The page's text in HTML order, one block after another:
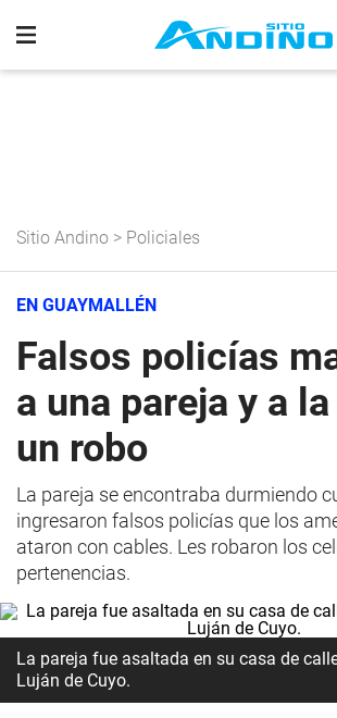
Sitio Andino > Policiales
EN GUAYMALLÉN
Falsos policías
a una pareja y a
un robo
La pareja se encontraba durmiendo
ingresaron falsos policías que los
ataron con cables. Les robaron los
pertenencias.
La pareja fue asaltada en su casa de
Luján de Cuyo.